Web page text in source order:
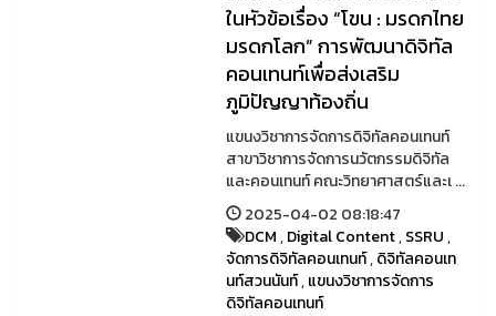
ในหัวข้อเรื่อง “โขน : มรดกไทย
มรดกโลก” การพัฒนาดิจิทัล
คอนเทนท์เพื่อส่งเสริม
ภูมิปัญญาท้องถิ่น
แขนงวิชาการจัดการดิจิทัลคอนเทนท์
สาขาวิชาการจัดการนวัตกรรมดิจิทัล
และคอนเทนท์ คณะวิทยาศาสตร์และเ ...
2025-04-02 08:18:47
DCM,Digital Content,SSRU,
จัดการดิจิทัลคอนเทนท์,ดิจิทัลคอนเท
นท์สวนนันท์,แขนงวิชาการจัดการ
ดิจิทัลคอนเทนท์